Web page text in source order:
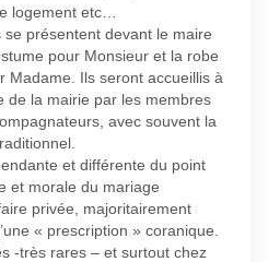
logement etc…
présentent devant le maire
pour Monsieur et la robe
Madame. Ils seront accueillis à
de la mairie par les membres
avec souvent la
et différente du point
et morale du mariage
privée, majoritairement
« prescription » coranique.
-très rares – et surtout chez